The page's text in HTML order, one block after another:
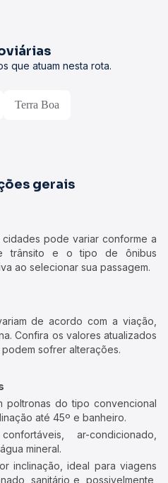
que atuam nesta rota.
Terra Boa
gerais
pode variar conforme a
trânsito e o tipo de ônibus
ao selecionar sua passagem.
de acordo com a viação,
Confira os valores atualizados
sofrer alterações.
poltronas do tipo convencional
até 45º e banheiro.
ar-condicionado,
mineral.
inclinação, ideal para viagens
sanitário e, possivelmente,